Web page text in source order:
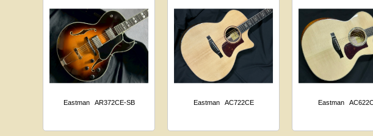
Eastman AR372CE-SB Eastman AC722CE Eastman